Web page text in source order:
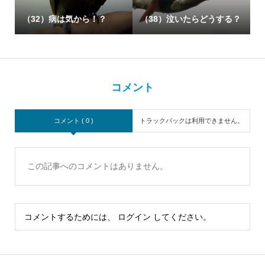
（32）病は気から！？ （38）泣いたらどうする？
コメント
コメント ( 0 ) トラックバックは利用できません。
この記事へのコメントはありません。
コメントするためには、 ログイン してください。